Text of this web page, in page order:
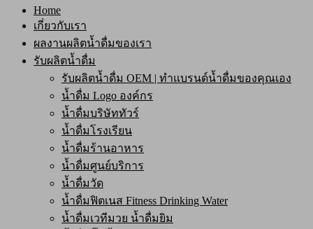
Home
เกี่ยวกับเรา
ผลงานผลิตน้ำดื่มของเรา
รับผลิตน้ำดื่ม
รับผลิตน้ำดื่ม OEM | ทำแบรนด์น้ำดื่มของคุณเอง
น้ำดื่ม Logo องค์กร
น้ำดื่มบริษัททัวร์
น้ำดื่มโรงเรียน
น้ำดื่มร้านอาหาร
น้ำดื่มศูนย์บริการ
น้ำดื่มวัด
น้ำดื่มฟิตเนส Fitness Drinking Water
น้ำดื่มเวทีมวย น้ำดื่มยิม